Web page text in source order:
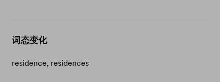
词态变化
residence, residences